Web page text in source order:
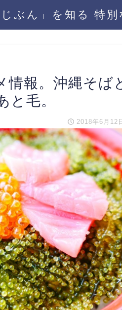
ぶん」を知る 特
情報。沖縄そば
と毛。
2018年6月12